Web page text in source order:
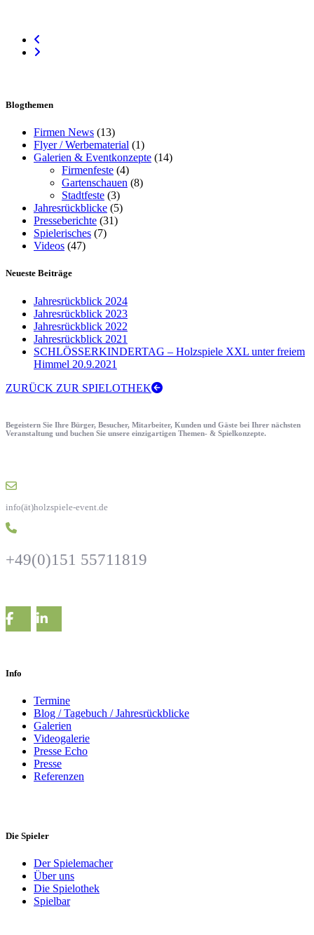
Blogthemen
Firmen News (13)
Flyer / Werbematerial (1)
Galerien & Eventkonzepte (14)
Firmenfeste (4)
Gartenschauen (8)
Stadtfeste (3)
Jahresrückblicke (5)
Presseberichte (31)
Spielerisches (7)
Videos (47)
Neueste Beiträge
Jahresrückblick 2024
Jahresrückblick 2023
Jahresrückblick 2022
Jahresrückblick 2021
SCHLÖSSERKINDERTAG – Holzspiele XXL unter freiem
Himmel 20.9.2021
ZURÜCK ZUR SPIELOTHEK
Begeistern Sie Ihre Bürger, Besucher, Mitarbeiter, Kunden und Gäste bei Ihrer nächsten
Veranstaltung und buchen Sie unsere einzigartigen Themen- & Spielkonzepte.
info(ät)holzspiele-event.de
+49(0)151 55711819
Info
Termine
Blog / Tagebuch / Jahresrückblicke
Galerien
Videogalerie
Presse Echo
Presse
Referenzen
Die Spieler
Der Spielemacher
Über uns
Die Spielothek
Spielbar